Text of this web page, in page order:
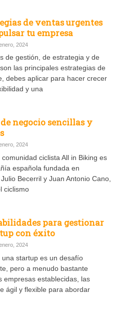
de ventas urgentes
tu empresa
2024
de gestión, de estrategia y de
las principales estrategias de
debes aplicar para hacer crecer
y una
de negocio sencillas y
2024
ciclista All in Biking es
española fundada en
Becerril y Juan Antonio Cano,
ciclismo
para gestionar
con éxito
2024
una startup es un desafío
pero a menudo bastante
establecidas, las
ágil y flexible para abordar